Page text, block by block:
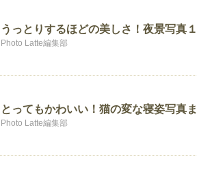
うっとりするほどの美しさ！夜景写真
Photo Latte編集部
とってもかわいい！猫の変な寝姿写真
Photo Latte編集部